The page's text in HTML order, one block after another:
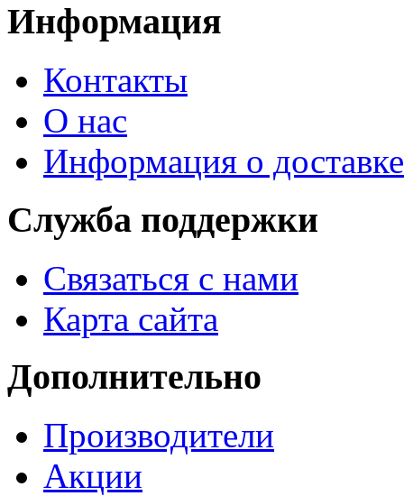
Информация
Контакты
О нас
Информация о доставке
Служба поддержки
Связаться с нами
Карта сайта
Дополнительно
Производители
Акции